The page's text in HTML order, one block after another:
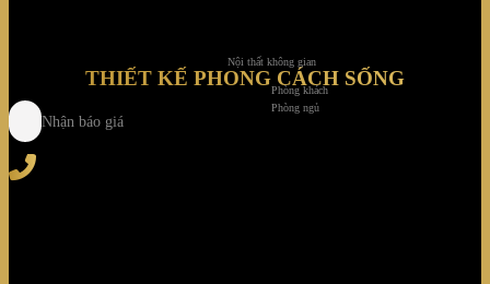
Nội thất không gian
Phòng khách
Phòng ngủ
THIẾT KẾ PHONG CÁCH SỐNG
Nhận báo giá